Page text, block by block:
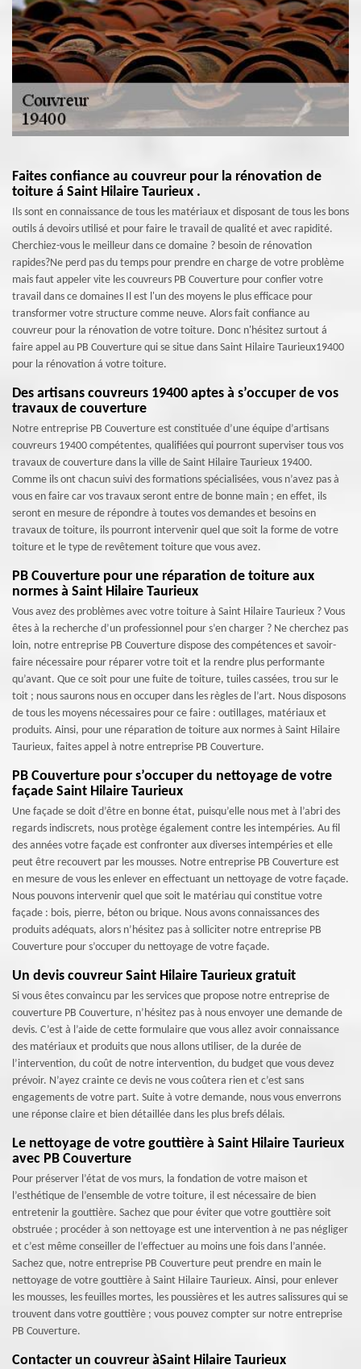
Faites confiance au couvreur pour la rénovation de
toiture á Saint Hilaire Taurieux .
Ils sont en connaissance de tous les matériaux et disposant de tous les bons
outils á devoirs utilisé et pour faire le travail de qualité et avec rapidité.
Cherchiez-vous le meilleur dans ce domaine ? besoin de rénovation
rapides?Ne perd pas du temps pour prendre en charge de votre problème
mais faut appeler vite les couvreurs PB Couverture pour confier votre
travail dans ce domaines Il est l'un des moyens le plus efficace pour
transformer votre structure comme neuve. Alors fait confiance au
couvreur pour la rénovation de votre toiture. Donc n'hésitez surtout á
faire appel au PB Couverture qui se situe dans Saint Hilaire Taurieux19400
pour la rénovation á votre toiture.
Des artisans couvreurs 19400 aptes à s’occuper de vos
travaux de couverture
Notre entreprise PB Couverture est constituée d’une équipe d’artisans
couvreurs 19400 compétentes, qualifiées qui pourront superviser tous vos
travaux de couverture dans la ville de Saint Hilaire Taurieux 19400.
Comme ils ont chacun suivi des formations spécialisées, vous n’avez pas à
vous en faire car vos travaux seront entre de bonne main ; en effet, ils
seront en mesure de répondre à toutes vos demandes et besoins en
travaux de toiture, ils pourront intervenir quel que soit la forme de votre
toiture et le type de revêtement toiture que vous avez.
PB Couverture pour une réparation de toiture aux
normes à Saint Hilaire Taurieux
Vous avez des problèmes avec votre toiture à Saint Hilaire Taurieux ? Vous
êtes à la recherche d’un professionnel pour s’en charger ? Ne cherchez pas
loin, notre entreprise PB Couverture dispose des compétences et savoir-
faire nécessaire pour réparer votre toit et la rendre plus performante
qu’avant. Que ce soit pour une fuite de toiture, tuiles cassées, trou sur le
toit ; nous saurons nous en occuper dans les règles de l’art. Nous disposons
de tous les moyens nécessaires pour ce faire : outillages, matériaux et
produits. Ainsi, pour une réparation de toiture aux normes à Saint Hilaire
Taurieux, faites appel à notre entreprise PB Couverture.
PB Couverture pour s’occuper du nettoyage de votre
façade Saint Hilaire Taurieux
Une façade se doit d’être en bonne état, puisqu’elle nous met à l’abri des
regards indiscrets, nous protège également contre les intempéries. Au fil
des années votre façade est confronter aux diverses intempéries et elle
peut être recouvert par les mousses. Notre entreprise PB Couverture est
en mesure de vous les enlever en effectuant un nettoyage de votre façade.
Nous pouvons intervenir quel que soit le matériau qui constitue votre
façade : bois, pierre, béton ou brique. Nous avons connaissances des
produits adéquats, alors n’hésitez pas à solliciter notre entreprise PB
Couverture pour s’occuper du nettoyage de votre façade.
Un devis couvreur Saint Hilaire Taurieux gratuit
Si vous êtes convaincu par les services que propose notre entreprise de
couverture PB Couverture, n’hésitez pas à nous envoyer une demande de
devis. C’est à l’aide de cette formulaire que vous allez avoir connaissance
des matériaux et produits que nous allons utiliser, de la durée de
l’intervention, du coût de notre intervention, du budget que vous devez
prévoir. N’ayez crainte ce devis ne vous coûtera rien et c’est sans
engagements de votre part. Suite à votre demande, nous vous enverrons
une réponse claire et bien détaillée dans les plus brefs délais.
Le nettoyage de votre gouttière à Saint Hilaire Taurieux
avec PB Couverture
Pour préserver l’état de vos murs, la fondation de votre maison et
l’esthétique de l’ensemble de votre toiture, il est nécessaire de bien
entretenir la gouttière. Sachez que pour éviter que votre gouttière soit
obstruée ; procéder à son nettoyage est une intervention à ne pas négliger
et c’est même conseiller de l’effectuer au moins une fois dans l’année.
Sachez que, notre entreprise PB Couverture peut prendre en main le
nettoyage de votre gouttière à Saint Hilaire Taurieux. Ainsi, pour enlever
les mousses, les feuilles mortes, les poussières et les autres salissures qui se
trouvent dans votre gouttière ; vous pouvez compter sur notre entreprise
PB Couverture.
Contacter un couvreur àSaint Hilaire Taurieux